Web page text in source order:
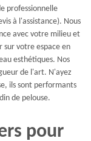
professionnelle
à l'assistance). Nous
avec votre milieu et
sur votre espace en
esthétiques. Nos
de l'art. N'ayez
ils sont performants
de pelouse.
pour